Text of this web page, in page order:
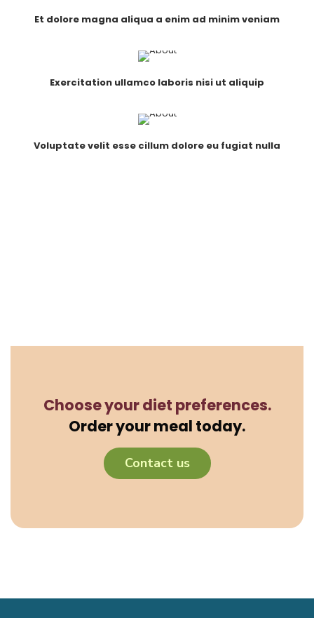
Et dolore magna aliqua a enim ad minim veniam
Exercitation ullamco laboris nisi ut aliquip
Voluptate velit esse cillum dolore eu fugiat nulla
Choose your diet preferences.
Order your meal today.
Contact us